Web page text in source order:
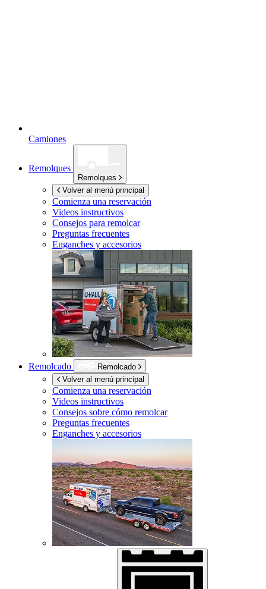
Camiones
Remolques
Remolques
Volver al menú principal
Comienza una reservación
Videos instructivos
Consejos para remolcar
Preguntas frecuentes
Enganches y accesorios
Remolcado
Remolcado
Volver al menú principal
Comienza una reservación
Videos instructivos
Consejos sobre cómo remolcar
Preguntas frecuentes
Enganches y accesorios